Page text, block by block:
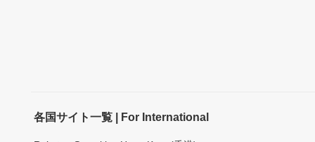
各国サイト一覧 | For International